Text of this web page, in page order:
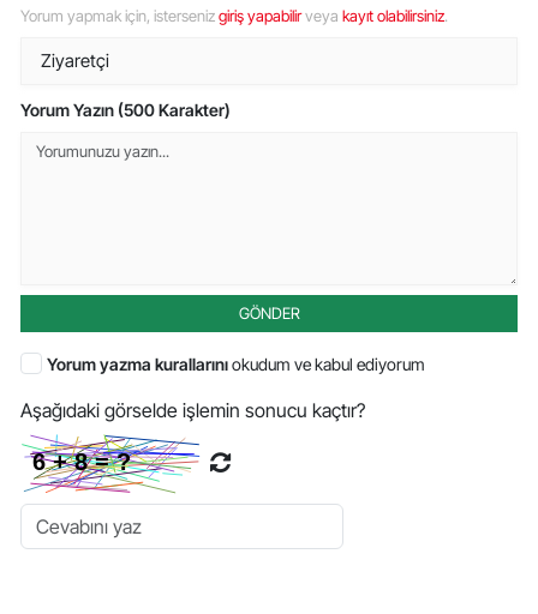
Yorum yapmak için, istersenizgiriş yapabilirveya kayıt olabilirsiniz.
Yorum Yazın (500 Karakter)
GÖNDER
Yorum yazma kurallarınıokudum ve kabul ediyorum
Aşağıdaki görselde işlemin sonucu kaçtır?